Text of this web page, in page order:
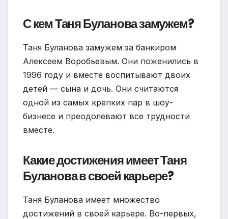
С кем Таня Буланова замужем?
Таня Буланова замужем за банкиром
Алексеем Воробьевым. Они поженились в
1996 году и вместе воспитывают двоих
детей — сына и дочь. Они считаются
одной из самых крепких пар в шоу-
бизнесе и преодолевают все трудности
вместе.
Какие достижения имеет Таня
Буланова в своей карьере?
Таня Буланова имеет множество
достижений в своей карьере. Во-первых,